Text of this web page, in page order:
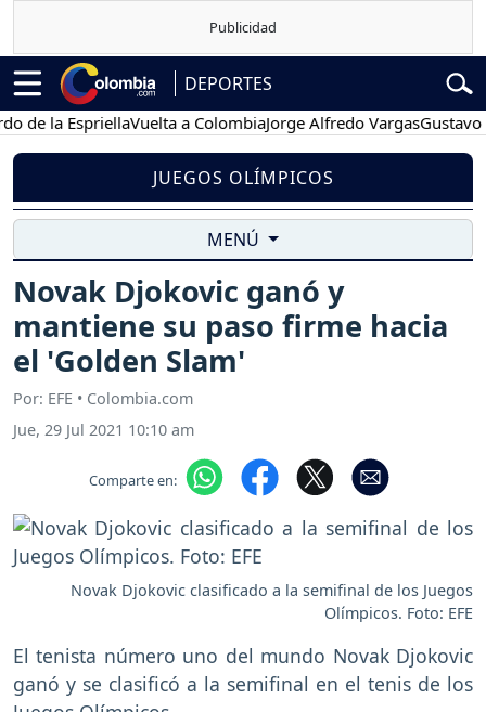
DEPORTES
EspriellaVuelta a ColombiaJorge Alfredo VargasGustavo Petro
JUEGOS OLÍMPICOS
MENÚ
Novak Djokovic ganó y
mantiene su paso firme hacia
el 'Golden Slam'
Por: EFE • Colombia.com
Jue, 29 Jul 2021 10:10 am
Comparte en:
Novak Djokovic clasificado a la semifinal de los Juegos
Olímpicos. Foto: EFE
El tenista número uno del mundo Novak Djokovic
ganó y se clasificó a la semifinal en el tenis de los